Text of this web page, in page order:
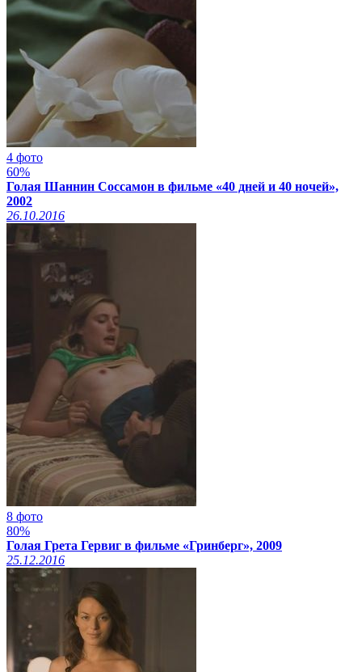
4 фото
60%
Голая Шаннин Соссамон в фильме «40 дней и 40 ночей»,
2002
26.10.2016
8 фото
80%
Голая Грета Гервиг в фильме «Гринберг», 2009
25.12.2016